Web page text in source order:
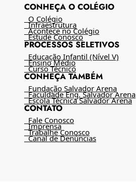
CONHEÇA O COLÉGIO
O Colégio
Infraestrutura
Acontece no Colégio
Estude Conosco
PROCESSOS SELETIVOS
Educação Infantil (Nível V)
Ensino Médio
Curso Técnico
CONHEÇA TAMBÉM
Fundação Salvador Arena
Faculdade Eng. Salvador Arena
Escola Técnica Salvador Arena
CONTATO
Fale Conosco
Imprensa
Trabalhe Conosco
Canal de Denúncias